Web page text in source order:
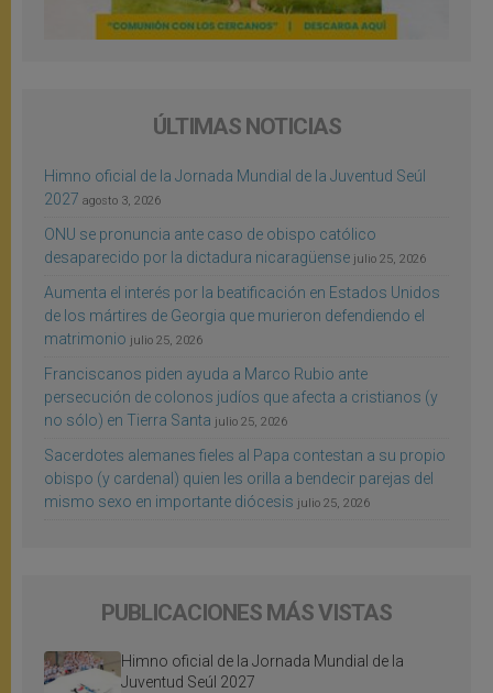
ÚLTIMAS NOTICIAS
Himno oficial de la Jornada Mundial de la Juventud Seúl
2027 agosto 3, 2026
ONU se pronuncia ante caso de obispo católico
desaparecido por la dictadura nicaragüense julio 25, 2026
Aumenta el interés por la beatificación en Estados Unidos
de los mártires de Georgia que murieron defendiendo el
matrimonio julio 25, 2026
Franciscanos piden ayuda a Marco Rubio ante
persecución de colonos judíos que afecta a cristianos (y
no sólo) en Tierra Santa julio 25, 2026
Sacerdotes alemanes fieles al Papa contestan a su propio
obispo (y cardenal) quien les orilla a bendecir parejas del
mismo sexo en importante diócesis julio 25, 2026
PUBLICACIONES MÁS VISTAS
Himno oficial de la Jornada Mundial de la
Juventud Seúl 2027